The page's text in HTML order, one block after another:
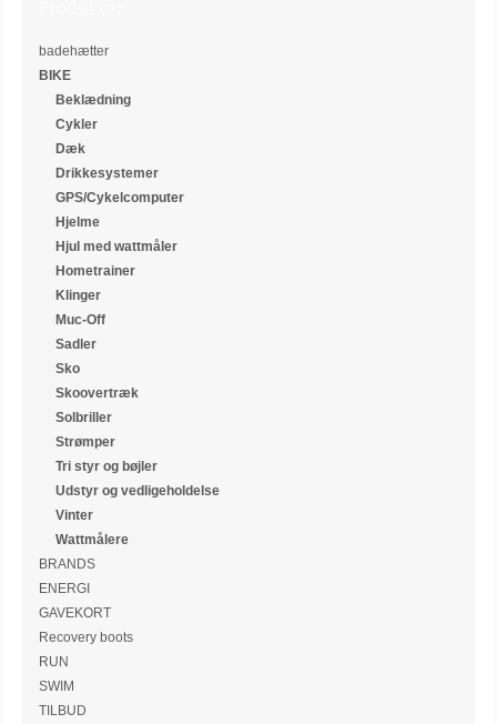
badehætter
BIKE
Beklædning
Cykler
Dæk
Drikkesystemer
GPS/Cykelcomputer
Hjelme
Hjul med wattmåler
Hometrainer
Klinger
Muc-Off
Sadler
Sko
Skoovertræk
Solbriller
Strømper
Tri styr og bøjler
Udstyr og vedligeholdelse
Vinter
Wattmålere
BRANDS
ENERGI
GAVEKORT
Recovery boots
RUN
SWIM
TILBUD